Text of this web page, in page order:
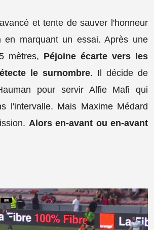
et tente de sauver l'honneur
marquant un essai. Après une
mètres, Péjoine écarte vers les
le surnombre. Il décide de
pour servir Alfie Mafi qui
l'intervalle. Mais Maxime Médard
Alors en-avant ou en-avant